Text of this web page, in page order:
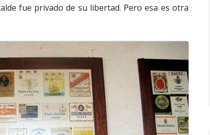
fue privado de su libertad. Pero esa es otra